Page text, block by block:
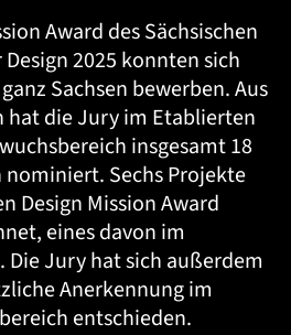
Award des Sächsischen
2025 konnten sich
Sachsen bewerben. Aus
hat die Jury im Etablierten
insgesamt 18
nominiert. Sechs Projekte
Design Mission Award
eines davon im
Die Jury hat sich außerdem
Anerkennung im
entschieden.